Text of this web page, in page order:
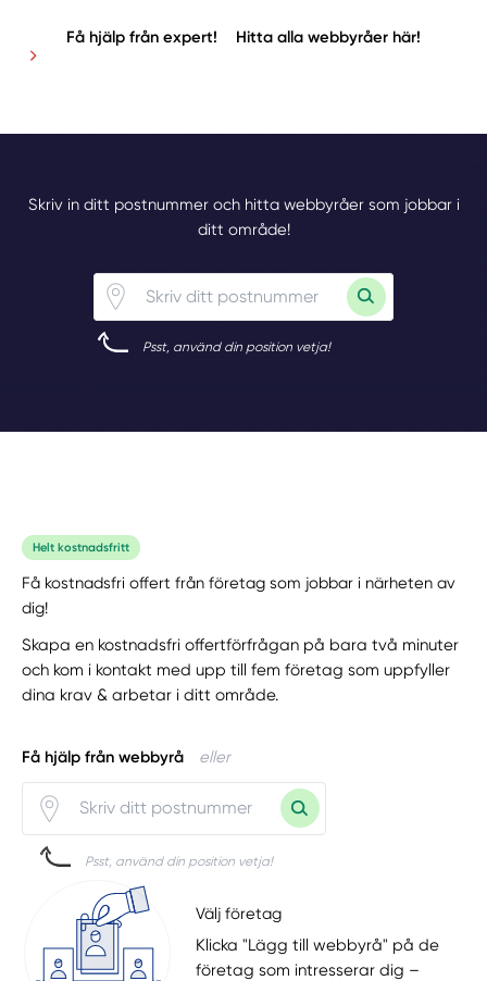
Få hjälp från expert! Hitta alla webbyråer här!
Skriv in ditt postnummer och hitta webbyråer som jobbar i
ditt område!
Psst, använd din position vetja!
Helt kostnadsfritt
Få kostnadsfri offert från företag som jobbar i närheten av
dig!
Skapa en kostnadsfri offertförfrågan på bara två minuter
och kom i kontakt med upp till fem företag som uppfyller
dina krav & arbetar i ditt område.
Få hjälp från webbyrå eller
Psst, använd din position vetja!
Välj företag
Klicka "Lägg till webbyrå" på de
företag som intresserar dig –